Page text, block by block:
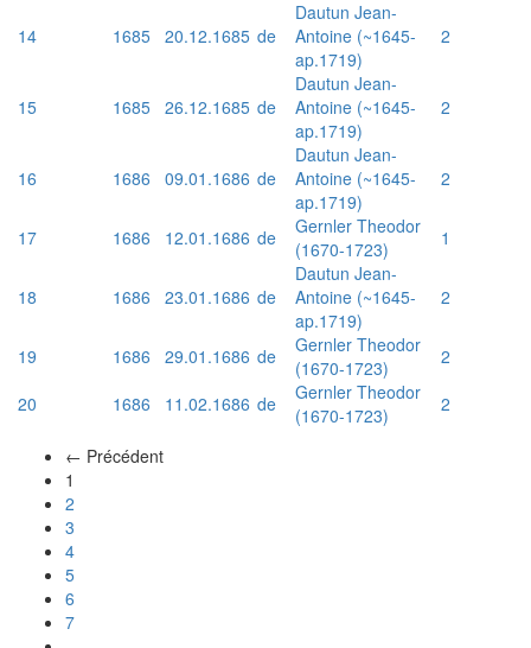
14
1685 20.12.1685 de
Dautun Jean-
Antoine (~1645-
ap.1719)
2
15 1685 26.12.1685 de
Dautun Jean-
Antoine (~1645-
ap.1719)
2
16 1686 09.01.1686 de
Dautun Jean-
Antoine (~1645-
ap.1719)
2
17 1686 12.01.1686 de
Gernler Theodor
(1670-1723)
1
18 1686 23.01.1686 de
Dautun Jean-
Antoine (~1645-
ap.1719)
2
19 1686 29.01.1686 de
Gernler Theodor
(1670-1723)
2
20
1686 11.02.1686 de
Gernler Theodor
(1670-1723)
2
← Précédent
1
2
3
4
5
6
7